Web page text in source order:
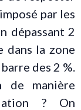
par les
dépassant 2
dans la zone
des 2 %.
de manière
? On